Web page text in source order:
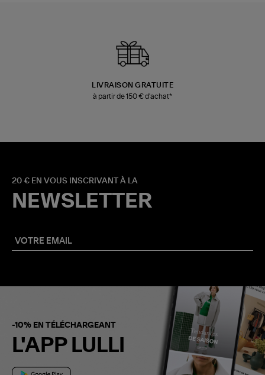
LIVRAISON GRATUITE
à partir de 150 € d'achat*
20 € EN VOUS INSCRIVANT À LA
NEWSLETTER
-10% EN TÉLÉCHARGEANT
L'APP LULLI